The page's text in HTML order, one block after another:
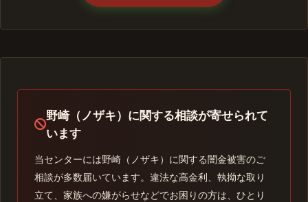
野崎（ノザキ）に関する相談が寄せられて
います
当センターには野崎（ノザキ）に関する闇金被害のご
相談が多数届いています。違法な高金利、執拗な取り
立て、家族への嫌がらせなどでお困りの方は、ひとり